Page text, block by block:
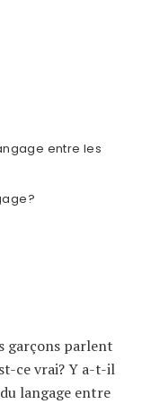
entre les
garçons parlent
ce vrai? Y a-t-il
langage entre